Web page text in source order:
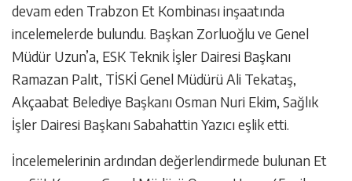
devam eden Trabzon Et Kombinası inşaatında
incelemelerde bulundu. Başkan Zorluoğlu ve Genel
Müdür Uzun’a, ESK Teknik İşler Dairesi Başkanı
Ramazan Palıt, TİSKİ Genel Müdürü Ali Tekataş,
Akçaabat Belediye Başkanı Osman Nuri Ekim, Sağlık
İşler Dairesi Başkanı Sabahattin Yazıcı eşlik etti.
İncelemelerinin ardından değerlendirmede bulunan Et